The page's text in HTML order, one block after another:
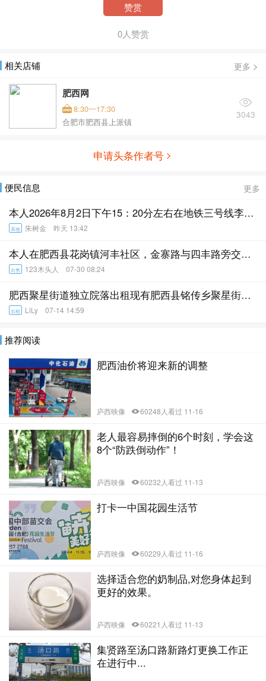
赞赏
0人赞赏
相关店铺 更多
肥西网
8:30一17:30
合肥市肥西县上派镇
3043
申请头条作者号
便民信息 更多
本人2026年8月2日下午15：20分左右在地铁三号线李湾
站附近丢失退役军人优待证一张，姓
其他 朱树金 昨天 13:42
本人在肥西县花岗镇河丰社区，金寨路与四丰路旁交通
便利有公交车直达肥西县城，泗丰恬
出售 123木头人 07-30 08:24
肥西聚星街道独立院落出租现有肥西县铭传乡聚星街道
一处独立院落出租。该院落占地约5
出租 LiLy 07-14 14:59
推荐阅读
肥西油价将迎来新的调整
庐西映像 60248人看过 11-16
老人最容易摔倒的6个时刻，学会这
8个“防跌倒动作”！
庐西映像 60232人看过 11-13
打卡一中国花园生活节
庐西映像 60229人看过 11-16
选择适合您的奶制品,对您身体起到
更好的效果。
庐西映像 60221人看过 11-13
集贤路至汤口路新路灯更换工作正
在进行中...